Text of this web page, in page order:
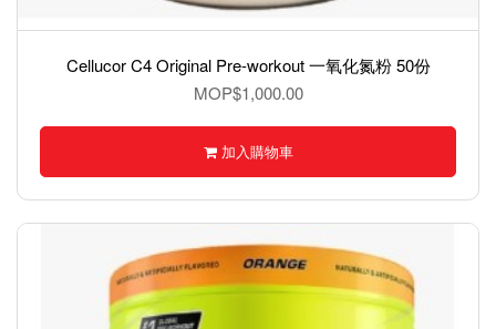
Cellucor C4 Original Pre-workout 一氧化氮粉 50份
MOP$1,000.00
加入購物車